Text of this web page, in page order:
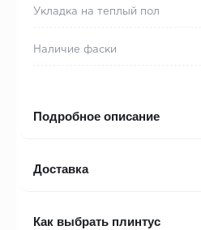
Укладка на теплый пол
Наличие фаски
Подробное описание
Доставка
Как выбрать плинтус